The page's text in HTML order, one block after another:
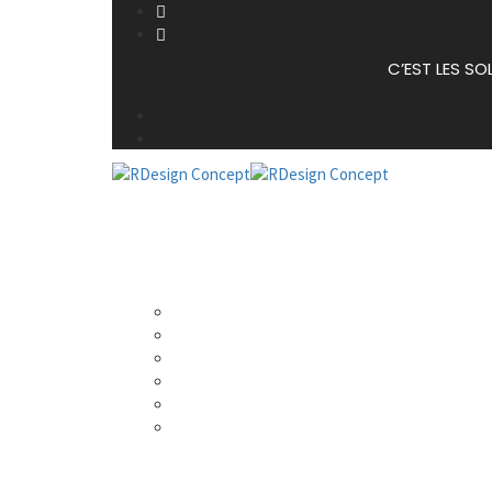
C’EST LES